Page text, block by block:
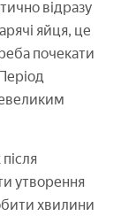
відразу
яйця, це
почекати
утворення
хвилини